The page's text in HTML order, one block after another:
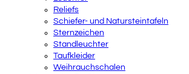
Reliefs
Schiefer- und Natursteintafeln
Sternzeichen
Standleuchter
Taufkleider
Weihrauchschalen